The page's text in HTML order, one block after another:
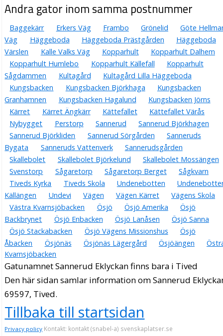
Andra gator inom samma postnummer
Baggekärr Erkers Väg Frambo Grönelid
Göte
Väg
Häggeboda Häggeboda Prästgården
Häggeboda
Värslen
Kalle Valks Väg Kopparhult
Kopparhult Dalhem
Kopparhult Humlebo
Kopparhult Källefall
Kopparhult
Sågdammen
Kultagård
Kultagård Lilla Häggeboda
Kungsbacken
Kungsbacken Björkhaga
Kungsbacken
Granhamnen
Kungsbacken Hagalund
Kungsbacken Jörns
Kärret
Kärret Ängkärr Kättefallet
Kättefallet Värås
Nybygget
Perstorp Sannerud
Sannerud Björkhagen
Sannerud Björkliden
Sannerud Sörgården
Sanneruds
Bygata
Sanneruds Vattenverk
Sannerudsgården
Skallebolet
Skallebolet Björkelund
Skallebolet Mossängen
Svenstorp
Sågaretorp Sågaretorp Berget
Sågkvarn
Tiveds Kyrka
Tiveds Skola Undenebotten
Källängen
Undevi Vägen Vägen Kärret
Vägens Skola
Västra Kvarnsjöbacken
Ösjö Ösjö Amerika
Ösjö
Backbrynet
Ösjö Enbacken Ösjö Lanåsen
Ösjö Sanna
Ösjö Stackabacken
Ösjö Vägens Missionshus
Ösjö
Åbacken
Ösjönäs Ösjönäs Lägergård Ösjöängen
Kvarnsjöbacken
Gatunamnet Sannerud Eklyckan finns bara i Tived
Den här sidan samlar information om Sannerud
69597, Tived.
Tillbaka till startsidan
Privacy policy Kontakt: kontakt (snabel-a) svenskaplatser.se